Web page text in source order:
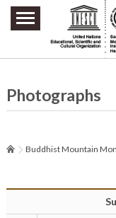
주요메뉴 바로가기
본문 바로가기
하단메뉴 바로가기
Photographs
Buddhist Mountain